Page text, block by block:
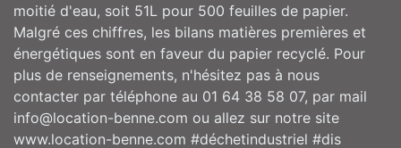
moitié d'eau, soit 51L pour 500 feuilles de papier.
Malgré ces chiffres, les bilans matières premières et
énergétiques sont en faveur du papier recyclé. Pour
plus de renseignements, n'hésitez pas à nous
contacter par téléphone au 01 64 38 58 07, par mail
info@location-benne.com ou allez sur notre site
www.location-benne.com #déchetindustriel #dis